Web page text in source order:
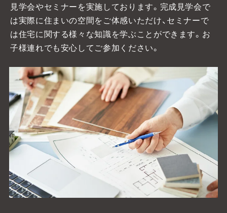
見学会やセミナーを実施しております。 完成見学会で
は実際に住まいの空間をご体感いただけ、セミナーで
は住宅に関する様々な知識を学ぶことができます。お
子様連れでも安心してご参加ください。